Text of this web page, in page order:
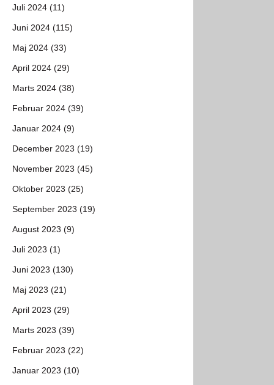
Juli 2024 (11)
Juni 2024 (115)
Maj 2024 (33)
April 2024 (29)
Marts 2024 (38)
Februar 2024 (39)
Januar 2024 (9)
December 2023 (19)
November 2023 (45)
Oktober 2023 (25)
September 2023 (19)
August 2023 (9)
Juli 2023 (1)
Juni 2023 (130)
Maj 2023 (21)
April 2023 (29)
Marts 2023 (39)
Februar 2023 (22)
Januar 2023 (10)